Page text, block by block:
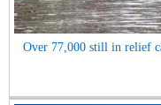
Over 77,000 still in relief